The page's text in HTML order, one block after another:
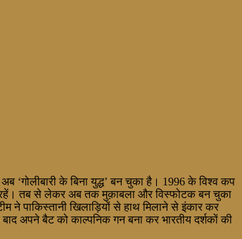
के बिना युद्ध’ बन चुका है। 1996 के विश्व कप
रहें। तब से लेकर अब तक मुक़ाबला और विस्फोटक बन चुका
ने पाकिस्तानी खिलाड़ियों से हाथ मिलाने से इंकार कर
अपने बैट को काल्पनिक गन बना कर भारतीय दर्शकों की